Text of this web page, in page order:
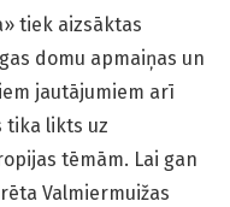
tiek aizsāktas
domu apmaiņas un
jautājumiem arī
tika likts uz
tēmām. Lai gan
Valmiermuižas